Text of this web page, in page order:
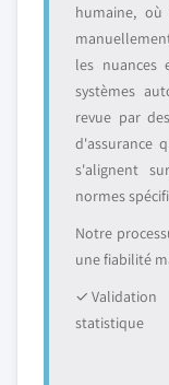
humaine,
les nuances
systèmes
revue par
d'assurance
s'alignent
normes
Notre
une fiabilité
✓ Validation
statistique